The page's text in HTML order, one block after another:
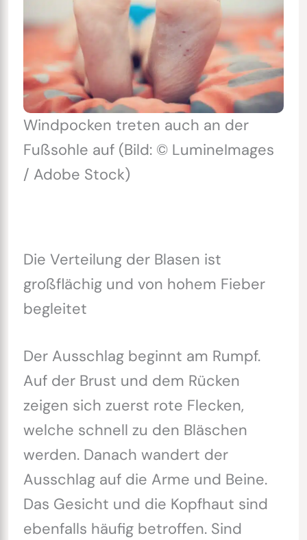
Windpocken treten auch an der
Fußsohle auf (Bild: © LumineImages
/ Adobe Stock)
Die Verteilung der Blasen ist
großflächig und von hohem Fieber
begleitet
Der Ausschlag beginnt am Rumpf.
Auf der Brust und dem Rücken
zeigen sich zuerst rote Flecken,
welche schnell zu den Bläschen
werden. Danach wandert der
Ausschlag auf die Arme und Beine.
Das Gesicht und die Kopfhaut sind
ebenfalls häufig betroffen. Sind